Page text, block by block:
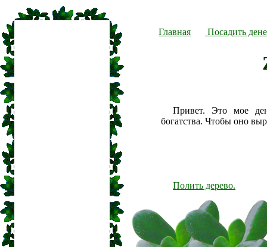
Главная Посадить
Привет. Это мое
богатства. Чтобы оно
Полить дерево.